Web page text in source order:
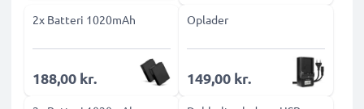
2x Batteri 1020mAh
188,00 kr.
Oplader
149,00 kr.